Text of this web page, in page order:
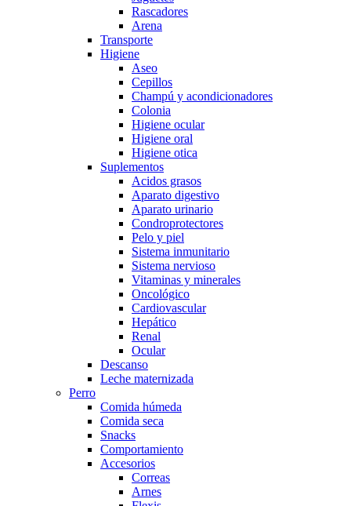
Rascadores
Arena
Transporte
Higiene
Aseo
Cepillos
Champú y acondicionadores
Colonia
Higiene ocular
Higiene oral
Higiene otica
Suplementos
Acidos grasos
Aparato digestivo
Aparato urinario
Condroprotectores
Pelo y piel
Sistema inmunitario
Sistema nervioso
Vitaminas y minerales
Oncológico
Cardiovascular
Hepático
Renal
Ocular
Descanso
Leche maternizada
Perro
Comida húmeda
Comida seca
Snacks
Comportamiento
Accesorios
Correas
Arnes